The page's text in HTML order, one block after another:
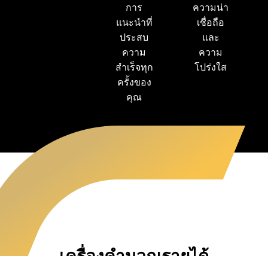
การ
แนะนำที่
ประสบ
ความ
สำเร็จทุก
ครั้งของ
คุณ
ความน่า
เชื่อถือ
และ
ความ
โปร่งใส